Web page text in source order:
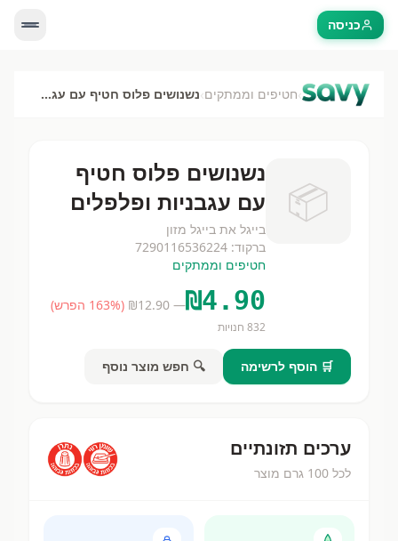
כניסה
›חטיפים וממתקים› נשנושים פלוס חטיף עם עגבניות ופלפלים
📦
נשנושים פלוס חטיף
עם עגבניות ופלפלים
בייגל את בייגל מזון
ברקוד: 7290116536224
חטיפים וממתקים
₪4.90
— ₪
12.90
(
163% הפרש)
832 חנויות
🛒 הוסף לרשימה 🔍 חפש מוצר נוסף
ערכים תזונתיים
לכל 100 גרם מוצר